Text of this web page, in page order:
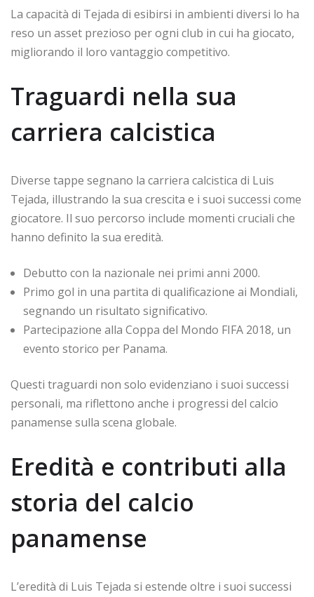
La capacità di Tejada di esibirsi in ambienti diversi lo ha
reso un asset prezioso per ogni club in cui ha giocato,
migliorando il loro vantaggio competitivo.
Traguardi nella sua
carriera calcistica
Diverse tappe segnano la carriera calcistica di Luis
Tejada, illustrando la sua crescita e i suoi successi come
giocatore. Il suo percorso include momenti cruciali che
hanno definito la sua eredità.
Debutto con la nazionale nei primi anni 2000.
Primo gol in una partita di qualificazione ai Mondiali,
segnando un risultato significativo.
Partecipazione alla Coppa del Mondo FIFA 2018, un
evento storico per Panama.
Questi traguardi non solo evidenziano i suoi successi
personali, ma riflettono anche i progressi del calcio
panamense sulla scena globale.
Eredità e contributi alla
storia del calcio
panamense
L’eredità di Luis Tejada si estende oltre i suoi successi